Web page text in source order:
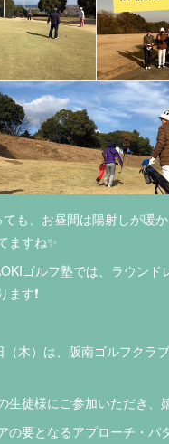
も、お昼間は陽射しが暖
ますね✨
ゴルフ塾では、ラウンド
す❗️
（木）は、阪南ゴルフクラ
生徒様にご参加いただき、
の要となるアプローチ・パ